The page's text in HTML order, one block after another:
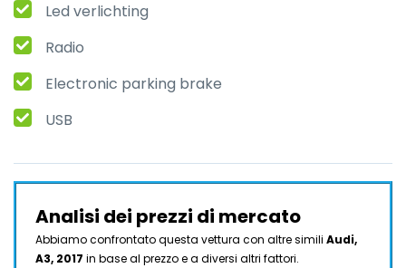
Led verlichting
Radio
Electronic parking brake
USB
Analisi dei prezzi di mercato
Abbiamo confrontato questa vettura con altre simili Audi,
A3, 2017 in base al prezzo e a diversi altri fattori.